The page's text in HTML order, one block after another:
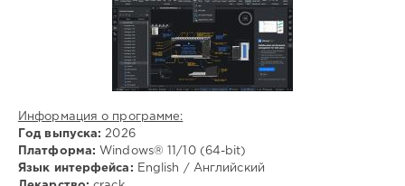
Информация о программе:
Год выпуска: 2026
Платформа: Windows® 11/10 (64-bit)
Язык интерфейса: English / Английский